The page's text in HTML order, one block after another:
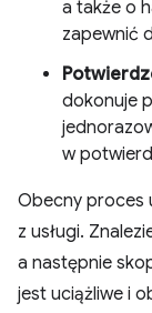
a także o
zapewnić
dokonuje
w
Obecny proces
z usługi.
a następnie
jest uciążliwe i